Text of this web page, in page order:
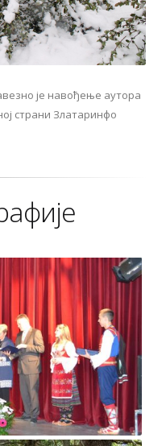
је навођење аутора
страни Златаринфо